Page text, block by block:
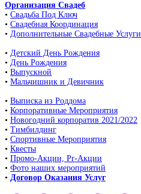
Организация Свадеб
• Свадьба Под Ключ
• Свадебная Координация
• Дополнительные Свадебные Услуги
• Детский День Рождения
• День Рождения
• Выпускной
• Мальчишник и Девичник
• Выписка из Роддома
• Корпоративные Мероприятия
• Новогодний корпоратив 2021/2022
• Тимбилдинг
• Спортивные Мероприятия
• Квесты
• Промо-Акции, Pr-Акции
• Фото наших мероприятий
• Договор Оказания Услуг